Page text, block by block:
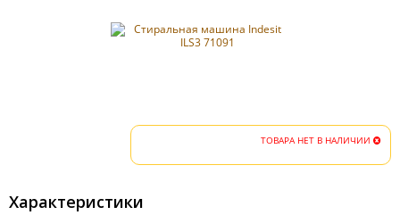
ТОВАРА НЕТ В НАЛИЧИИ
Характеристики